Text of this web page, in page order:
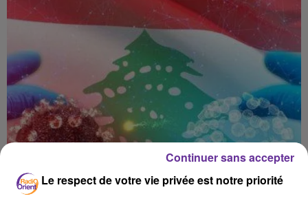
Le respect de votre vie privée est notre priorité
Continuer sans accepter